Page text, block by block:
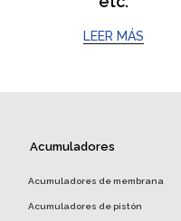
LEER MÁS
Acumuladores
Acumuladores de membrana
Acumuladores de pistón